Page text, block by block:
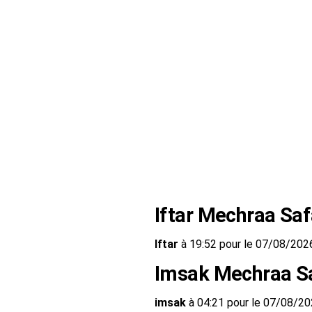
Iftar Mechraa
Iftar à 19:52 pour le 07/08/
Imsak Mechraa
imsak à 04:21 pour le 07/08/